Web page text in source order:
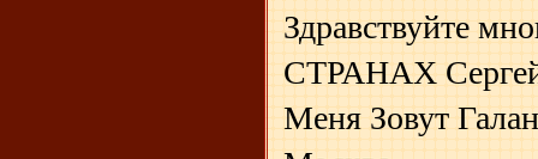
Здравствуйте
СТРАНАХ
Меня Зовут